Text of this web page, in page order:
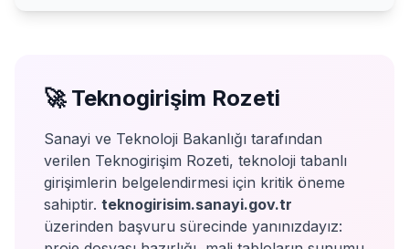
🚀 Teknogirişim Rozeti
Sanayi ve Teknoloji Bakanlığı tarafından
verilen Teknogirişim Rozeti, teknoloji tabanlı
girişimlerin belgelendirmesi için kritik öneme
sahiptir. teknogirisim.sanayi.gov.tr
üzerinden başvuru sürecinde yanınızdayız: